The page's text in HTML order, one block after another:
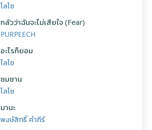
โลโซ
กลัวว่าฉันจะไม่เสียใจ (Fear)
PURPEECH
อะไรก็ยอม
โลโซ
ซมซาน
โลโซ
มานะ
พงษ์สิทธิ์ คำภีร์